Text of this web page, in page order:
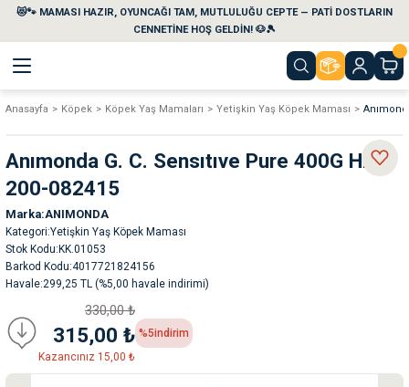
😻🐾 MAMASI HAZIR, OYUNCAĞI TAM, MUTLULUĞU CEPTE — PATİ DOSTLARIN
CENNETİNE HOŞ GELDİN! 🐶🎾
Geri Dön
Geri Dön
Temizlik Ürünleri
Geri Dön
Geri Dön
Geri Dön
Geri Dön
Anasayfa Köpek Köpek Yaş Mamaları Yetişkin Yaş Köpek Maması
Anımonda G. C. Sensıtıve Pure 400G Hındı
200-082415
Marka ANIMONDA
Kategori Yetişkin Yaş Köpek Maması
Stok Kodu KK.01053
Barkod Kodu 4017721824156
Havale 299,25 TL (%5,00 havale indirimi)
330,00 ₺
315,00 ₺
Kazancınız 15,00 ₺
%5indirim